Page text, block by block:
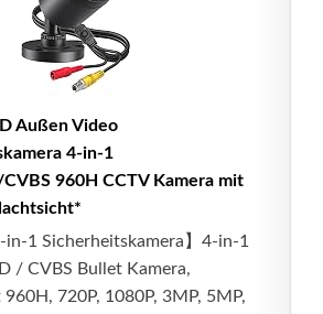
Außen Video
4-in-1
960H CCTV Kamera mit
in-1 Sicherheitskamera】4-in-1
/ CVBS Bullet Kamera,
720P, 1080P, 3MP, 5MP,